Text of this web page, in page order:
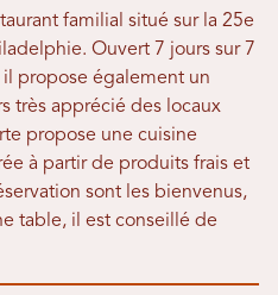
familial situé sur la 25e
Ouvert 7 jours sur 7
propose également un
très apprécié des locaux
propose une cuisine
à partir de produits frais et
sont les bienvenus,
table, il est conseillé de